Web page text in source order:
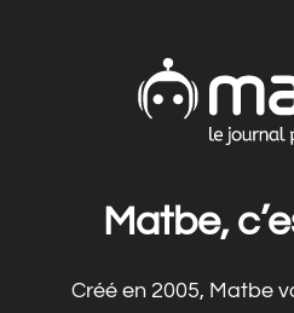
Matbe,
Créé en 2005, Matbe